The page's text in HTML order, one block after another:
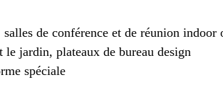
de conférence et de réunion
le jardin, plateaux de bureau design
spéciale